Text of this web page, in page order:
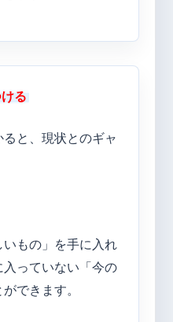
る
ると、現状とのギャ
もの」を手に入れ
っていない「今の
できます。